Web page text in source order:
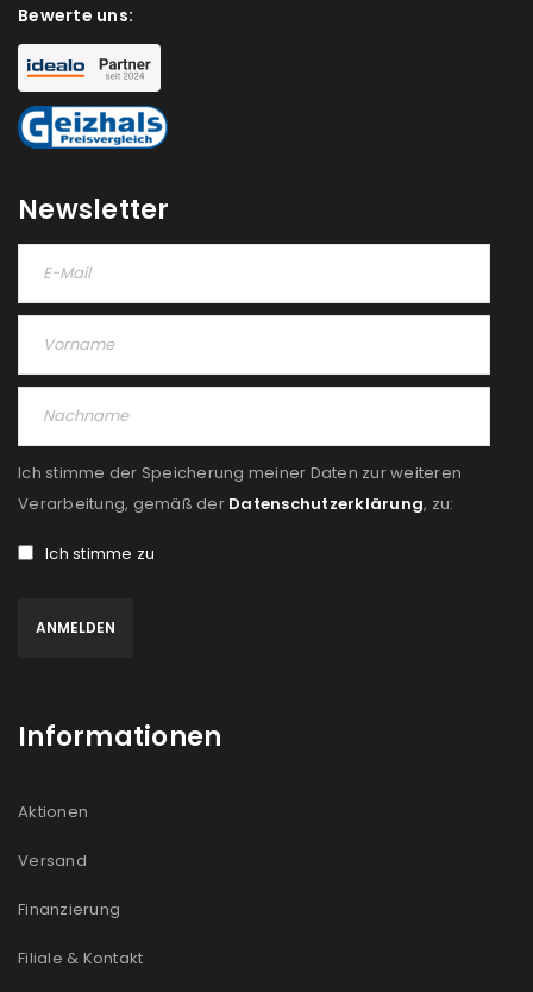
deine E-Mail-Adresse gesendet.
NEWSLETTER ABONNIEREN
Please select all the ways you would like to hear from
us
Ich stimme zu
Bewerte uns:
Newsletter
Ich stimme der Speicherung meiner Daten zur weiteren
Verarbeitung, gemäß der Datenschutzerklärung, zu:
Ich stimme zu
Informationen
Aktionen
Versand
Finanzierung
Filiale & Kontakt